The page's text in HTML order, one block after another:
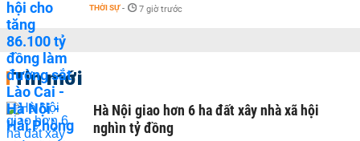
THỜI SỰ - 7 giờ trước
Tin mới
Hà Nội giao hơn 6 ha đất xây nhà xã hội
nghìn tỷ đồng